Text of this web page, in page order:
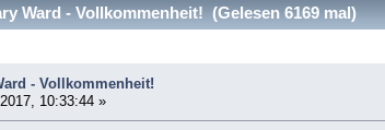
Ward - Vollkommenheit! (Gelesen 6169 mal)
- Vollkommenheit!
10:33:44 »